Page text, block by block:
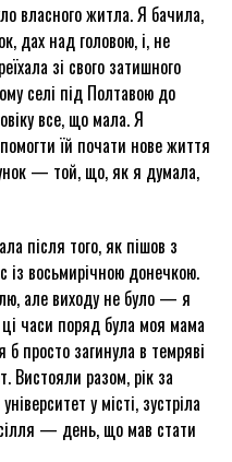
власного житла. Я бачила,
дах над головою, і, не
зі свого затишного
селі під Полтавою до
все, що мала. Я
їй почати нове життя
— той, що, як я думала,
після того, як пішов з
восьмирічною донечкою.
але виходу не було — я
ці часи поряд була моя мама
просто загинула в темряві
Вистояли разом, рік за
у місті, зустріла
— день, що мав стати